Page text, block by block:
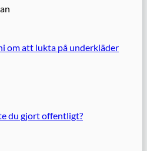
om att lukta på underkläder
du gjort offentligt?